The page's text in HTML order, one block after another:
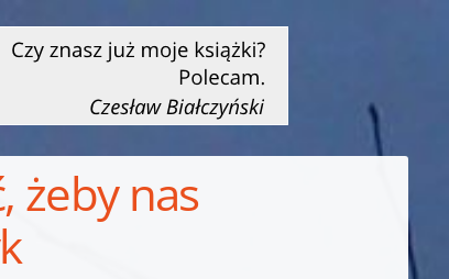
żeby nas